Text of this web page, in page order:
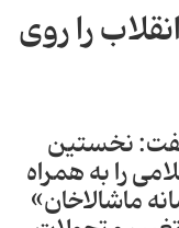
را روی
گفت: نخستین
را به همراه
ماشالاخان»